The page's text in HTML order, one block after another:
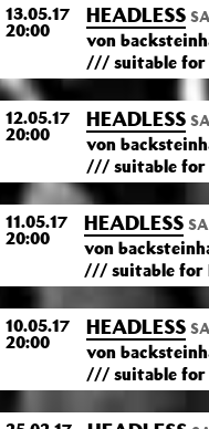
13.05.17
20:00
HEADLESS
von
/// suitable for
12.05.17
20:00
HEADLESS
von
/// suitable for
11.05.17
20:00
HEADLESS
von
/// suitable for
10.05.17
20:00
HEADLESS
von
/// suitable for